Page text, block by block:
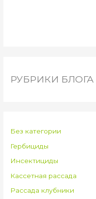
РУБРИКИ БЛОГА
Без категории
Гербициды
Инсектициды
Кассетная рассада
Рассада клубники